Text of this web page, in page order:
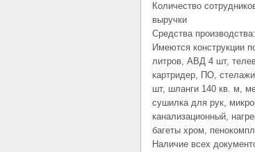
Количество
выручки
Средства производства:
Имеются конструкции
литров, АВД 4 шт,
картридер, ПО,
шт, шланги 140 кв. м,
сушилка для рук,
канализационный,
багеты хром,
Наличие всех